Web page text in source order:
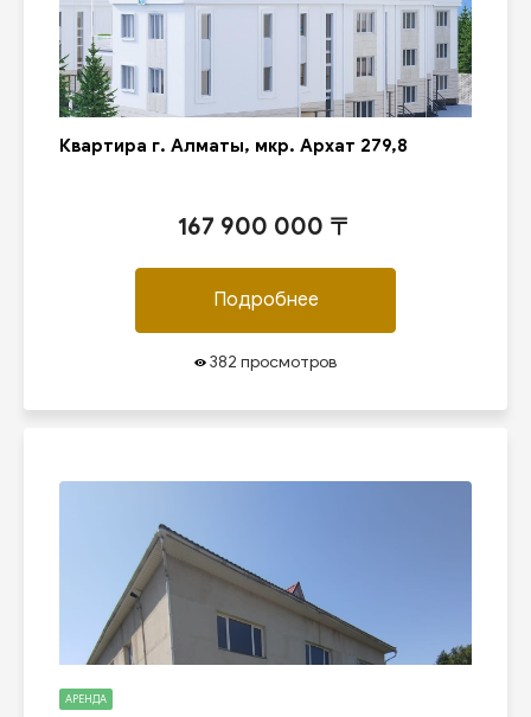
Квартира г. Алматы, мкр. Архат 279,8
167 900 000 〒
Подробнее
382 просмотров
АРЕНДА